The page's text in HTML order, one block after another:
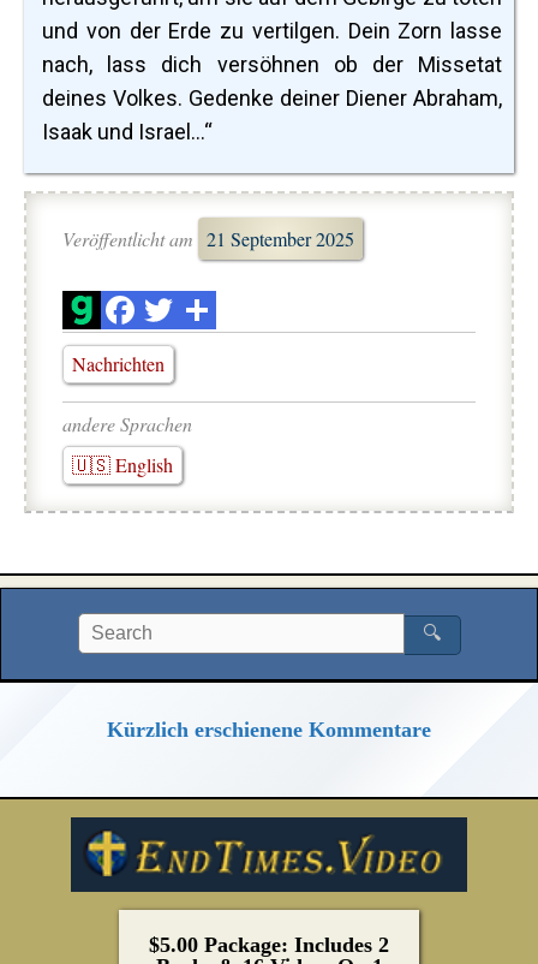
und von der Erde zu vertilgen. Dein Zorn lasse
nach, lass dich versöhnen ob der Missetat
deines Volkes. Gedenke deiner Diener Abraham,
Isaak und Israel…“
Veröffentlicht am 21 September 2025
Nachrichten
andere Sprachen
🇺🇸 English
🔍
Kürzlich erschienene Kommentare
$5.00 Package: Includes 2